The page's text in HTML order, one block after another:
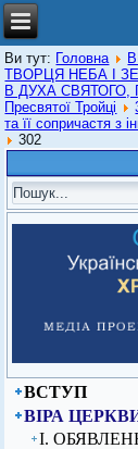
Ви тут: Головна
ТВОРЦЯ НЕБА І
В ДУХА
Пресвятої Тройці
та її сопричастя з
302
ВСТУП
ВІРА
I.